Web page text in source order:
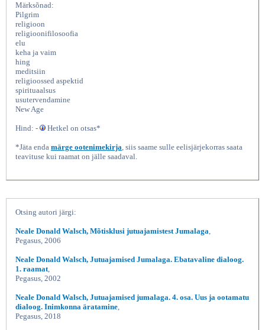
Jumala ja meditsiini kohtumine,
Märksõnad:
Pilgrim
religioon
religioonifilosoofia
elu
keha ja vaim
hing
meditsiin
religioossed aspektid
spirituaalsus
usutervendamine
New Age
Hind: - Hetkel on otsas*
*Jäta enda märge ootenimekirja, siis saame sulle eelisjärjekorras saata
teavituse kui raamat on jälle saadaval.
Otsing autori järgi:
Neale Donald Walsch, Mõtisklusi jutuajamistest Jumalaga,
Pegasus, 2006
Neale Donald Walsch, Jutuajamised Jumalaga. Ebatavaline dialoog.
1. raamat,
Pegasus, 2002
Neale Donald Walsch, Jutuajamised jumalaga. 4. osa. Uus ja ootamatu
dialoog. Inimkonna äratamine,
Pegasus, 2018